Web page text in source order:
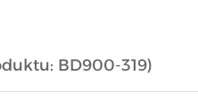
BD900-319)